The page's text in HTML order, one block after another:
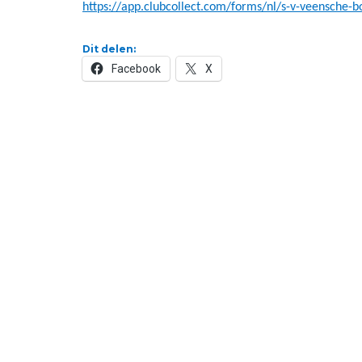
https://app.clubcollect.com/forms/nl/s-v-veensche-
Dit delen:
Facebook X